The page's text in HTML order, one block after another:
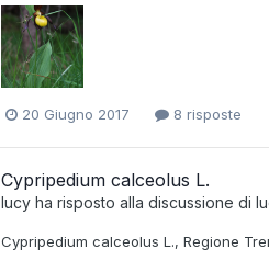
20 Giugno 2017 8 risposte
Cypripedium calceolus L.
lucy ha risposto alla discussione di
Cypripedium calceolus L., Regione